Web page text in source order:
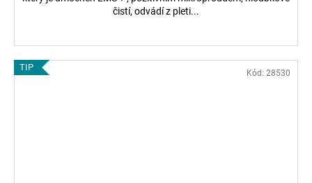
čistí, odvádí z pleti...
TIP
Kód: 28530